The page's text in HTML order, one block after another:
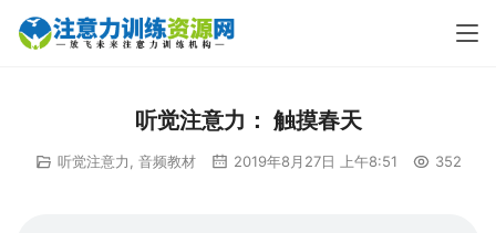
听觉注意力： 触摸春天
听觉注意力 音频教材 2019年8月27日 上午8:51 352